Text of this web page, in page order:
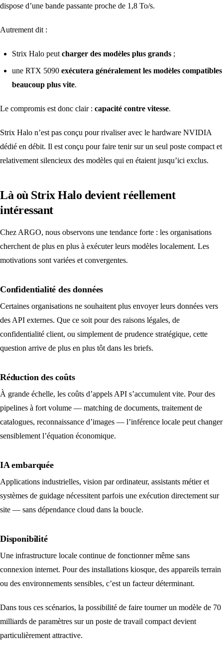
dispose d’une bande passante proche de 1,8 To/s.
Autrement dit :
Strix Halo peut charger des modèles plus grands ;
une RTX 5090 exécutera généralement les modèles compatibles
beaucoup plus vite.
Le compromis est donc clair : capacité contre vitesse.
Strix Halo n’est pas conçu pour rivaliser avec le hardware NVIDIA
dédié en débit. Il est conçu pour faire tenir sur un seul poste compact et
relativement silencieux des modèles qui en étaient jusqu’ici exclus.
Là où Strix Halo devient réellement
intéressant
Chez ARGO, nous observons une tendance forte : les organisations
cherchent de plus en plus à exécuter leurs modèles localement. Les
motivations sont variées et convergentes.
Confidentialité des données
Certaines organisations ne souhaitent plus envoyer leurs données vers
des API externes. Que ce soit pour des raisons légales, de
confidentialité client, ou simplement de prudence stratégique, cette
question arrive de plus en plus tôt dans les briefs.
Réduction des coûts
À grande échelle, les coûts d’appels API s’accumulent vite. Pour des
pipelines à fort volume — matching de documents, traitement de
catalogues, reconnaissance d’images — l’inférence locale peut changer
sensiblement l’équation économique.
IA embarquée
Applications industrielles, vision par ordinateur, assistants métier et
systèmes de guidage nécessitent parfois une exécution directement sur
site — sans dépendance cloud dans la boucle.
Disponibilité
Une infrastructure locale continue de fonctionner même sans
connexion internet. Pour des installations kiosque, des appareils terrain
ou des environnements sensibles, c’est un facteur déterminant.
Dans tous ces scénarios, la possibilité de faire tourner un modèle de 70
milliards de paramètres sur un poste de travail compact devient
particulièrement attractive.